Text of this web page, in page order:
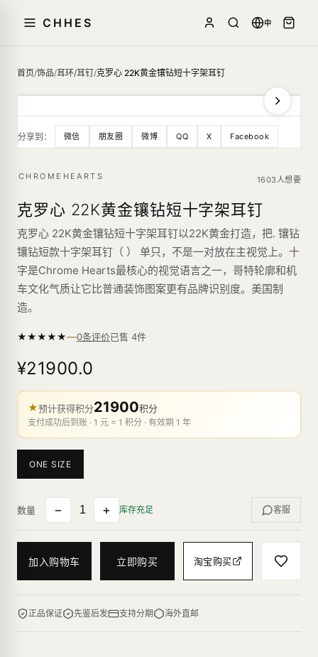
CHHES 中
首页/饰品/耳环/耳钉/克罗心 22K黄金镶钻短十字架耳钉
分享到： 微信 朋友圈 微博 QQ X Facebook
CHROMEHEARTS 1603人想要
克罗心 22K黄金镶钻短十字架耳钉
克罗心 22K黄金镶钻短十字架耳钉以22K黄金打造，把. 镶钻
镶钻短款十字架耳钉（ ） 单只，不是一对放在主视觉上。十
字是Chrome Hearts最核心的视觉语言之一，哥特轮廓和机
车文化气质让它比普通装饰图案更有品牌识别度。美国制
造。
★★★★★—0条评价已售 4件
¥21900.0
★预计获得积分21900积分
支付成功后到账 · 1 元 = 1 积分 · 有效期 1 年
ONE SIZE
数量 − + 库存充足 客服
加入购物车 立即购买 淘宝购买
正品保证 先鉴后发 支持分期 海外直邮